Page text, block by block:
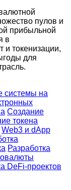
пулов и
прибыльной
в
и токенизации,
для
системы на
Создание
токена
Web3 и dApp
Разработка
DeFi-проектов